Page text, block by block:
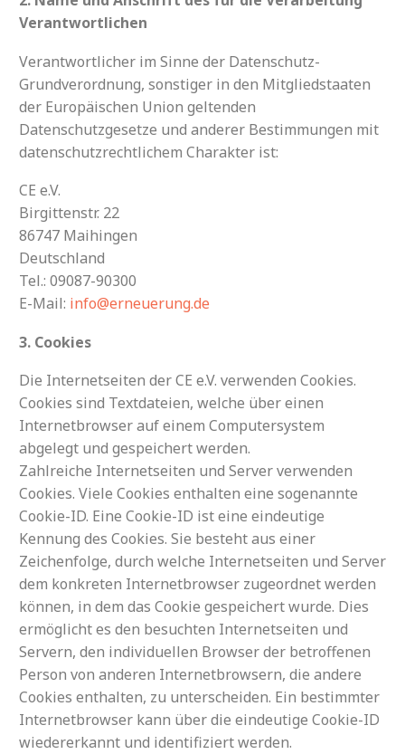
Verantwortlichen
Verantwortlicher im Sinne der Datenschutz-
Grundverordnung, sonstiger in den Mitgliedstaaten
der Europäischen Union geltenden
Datenschutzgesetze und anderer Bestimmungen mit
datenschutzrechtlichem Charakter ist:
CE e.V.
Birgittenstr. 22
86747 Maihingen
Deutschland
Tel.: 09087-90300
E-Mail: info@erneuerung.de
3. Cookies
Die Internetseiten der CE e.V. verwenden Cookies.
Cookies sind Textdateien, welche über einen
Internetbrowser auf einem Computersystem
abgelegt und gespeichert werden.
Zahlreiche Internetseiten und Server verwenden
Cookies. Viele Cookies enthalten eine sogenannte
Cookie-ID. Eine Cookie-ID ist eine eindeutige
Kennung des Cookies. Sie besteht aus einer
Zeichenfolge, durch welche Internetseiten und Server
dem konkreten Internetbrowser zugeordnet werden
können, in dem das Cookie gespeichert wurde. Dies
ermöglicht es den besuchten Internetseiten und
Servern, den individuellen Browser der betroffenen
Person von anderen Internetbrowsern, die andere
Cookies enthalten, zu unterscheiden. Ein bestimmter
Internetbrowser kann über die eindeutige Cookie-ID
wiedererkannt und identifiziert werden.